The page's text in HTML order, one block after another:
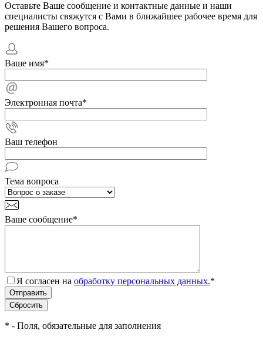
Оставьте Ваше сообщение и контактные данные и наши
специалисты свяжутся с Вами в ближайшее рабочее время для
решения Вашего вопроса.
Ваше имя*
Электронная почта*
Ваш телефон
Тема вопроса
Ваше сообщение*
Я согласен на обработку персональных данных.*
* - Поля, обязательные для заполнения